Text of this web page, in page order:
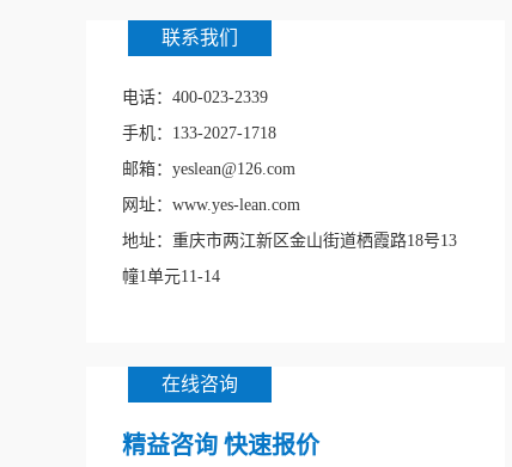
联系我们
电话：400-023-2339
手机：133-2027-1718
邮箱：yeslean@126.com
网址：www.yes-lean.com
地址：重庆市两江新区金山街道栖霞路18号13
幢1单元11-14
在线咨询
精益咨询 快速报价